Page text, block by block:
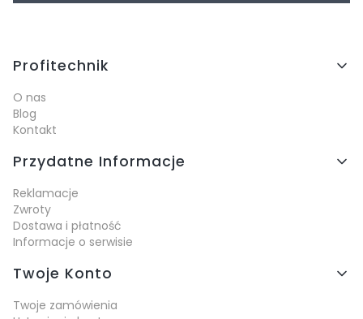
Linki w stopce
Profitechnik
O nas
Blog
Kontakt
Przydatne Informacje
Reklamacje
Zwroty
Dostawa i płatność
Informacje o serwisie
Twoje Konto
Twoje zamówienia